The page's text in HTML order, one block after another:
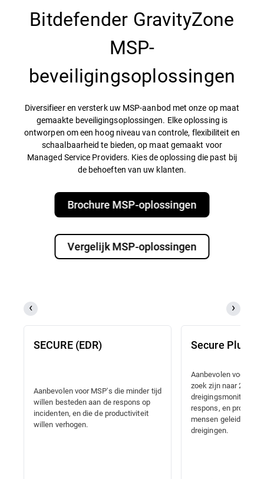
Bitdefender GravityZone
MSP-
beveiligingsoplossingen
Diversifieer en versterk uw MSP-aanbod met onze op maat
gemaakte beveiligingsoplossingen. Elke oplossing is
ontworpen om een hoog niveau van controle, flexibiliteit en
schaalbaarheid te bieden, op maat gemaakt voor
Managed Service Providers. Kies de oplossing die past bij
de behoeften van uw klanten.
Brochure MSP-oplossingen
Vergelijk MSP-oplossingen
SECURE (EDR)
Aanbevolen voor MSP's die minder tijd
willen besteden aan de respons op
incidenten, en die de productiviteit
willen verhogen.
Secure Plus
Aanbevolen voor
zoek zijn naar 24x7
dreigingsmonitoring,
respons, en
mensen geleide
dreigingen.